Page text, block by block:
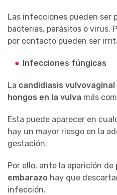
Las infecciones pueden ser
bacterias, parásitos o virus.
por contacto pueden ser
Infecciones fúngicas
La candidiasis vulvovaginal
hongos en la vulva más
Esta puede aparecer en
hay un mayor riesgo en la
gestación.
Por ello, ante la aparición de
embarazo hay que
infección.